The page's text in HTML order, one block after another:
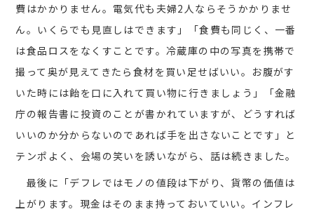
費はかかりません。電気代も夫婦2人ならそうかかりませ
ん。いくらでも見直しはできます」「食費も同じく、一番
は食品ロスをなくすことです。冷蔵庫の中の写真を携帯で
撮って奥が見えてきたら食材を買い足せばいい。お腹がす
いた時には飴を口に入れて買い物に行きましょう」「金融
庁の報告書に投資のことが書かれていますが、どうすれば
いいのか分からないのであれば手を出さないことです」と
テンポよく、会場の笑いを誘いながら、話は続きました。
最後に「デフレではモノの値段は下がり、貨幣の価値は
上がります。現金はそのまま持っておいていい。インフレ